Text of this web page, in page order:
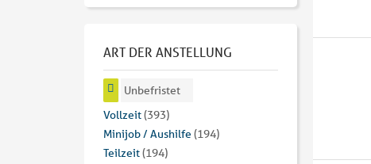
ART DER ANSTELLUNG
Unbefristet
Vollzeit(393)
Minijob / Aushilfe (194)
Teilzeit(194)